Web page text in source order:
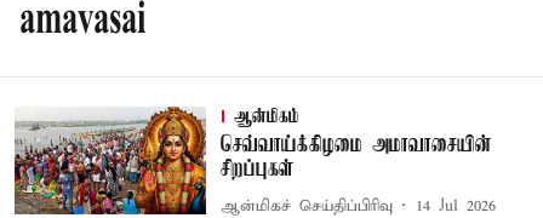
amavasai
ஆன்மிகம்
செவ்வாய்க்கிழமை அமாவாசையின்
சிறப்புகள்
ஆன்மிகச் செய்திப்பிரிவு
14 Jul 2026